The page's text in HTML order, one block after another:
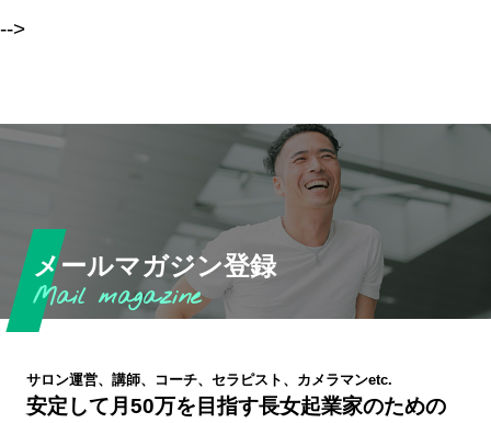
-->
メールマガジン登録
サロン運営、講師、コーチ、セラピスト、カメラマンetc.
安定して月50万を目指す長女起業家のための